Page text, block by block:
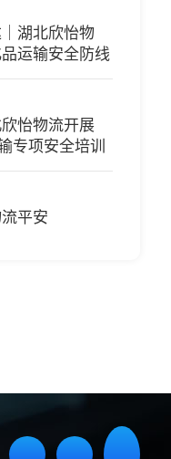
湖北欣怡物
运输安全防线
怡物流开展
专项安全培训
平安